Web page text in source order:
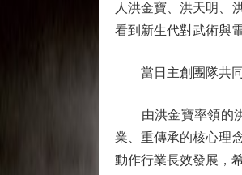
人洪金寶、洪天明、
看到新生代對武術與
當日主創團隊共同
由洪金寶率領的洪
業、重傳承的核心理
動作行業長效發展，